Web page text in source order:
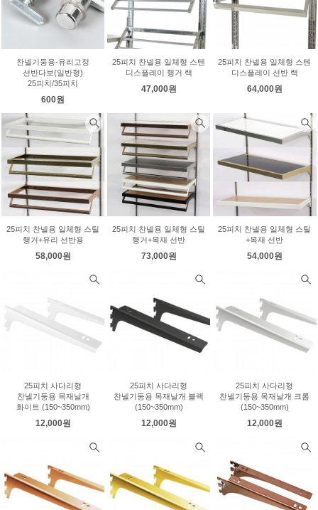
찬넬기둥용-유리고정
선반다보(일반형)
25피치/35피치
600원
25피치 찬넬용 일체형 스텐
디스플레이 행거 랙
47,000원
25피치 찬넬용 일체형 스텐
디스플레이 선반 랙
64,000원
25피치 찬넬용 일체형 스틸
행거+유리 선반용
58,000원
25피치 찬넬용 일체형 스틸
행거+목재 선반
73,000원
25피치 찬넬용 일체형 스틸
+목재 선반
54,000원
25피치 사다리형
찬넬기둥용 목재날개
화이트 (150~350mm)
12,000원
25피치 사다리형
찬넬기둥용 목재날개 블랙
(150~350mm)
12,000원
25피치 사다리형
찬넬기둥용 목재날개 크롬
(150~350mm)
12,000원